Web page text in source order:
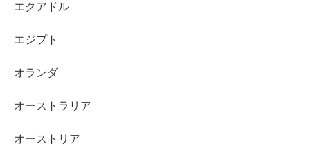
エクアドル
エジプト
オランダ
オーストラリア
オーストリア